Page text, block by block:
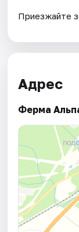
Приезжайте
Адрес
Ферма